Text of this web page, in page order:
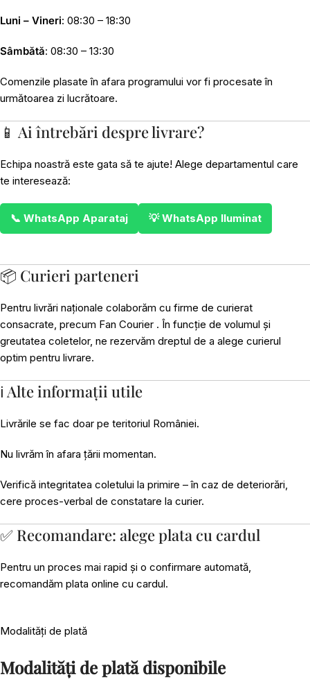
Luni – Vineri: 08:30 – 18:30
Sâmbătă: 08:30 – 13:30
Comenzile plasate în afara programului vor fi procesate în
următoarea zi lucrătoare.
📱 Ai întrebări despre livrare?
Echipa noastră este gata să te ajute! Alege departamentul care
te interesează:
📞 WhatsApp Aparataj 💡 WhatsApp Iluminat
📦 Curieri parteneri
Pentru livrări naționale colaborăm cu firme de curierat
consacrate, precum Fan Courier . În funcție de volumul și
greutatea coletelor, ne rezervăm dreptul de a alege curierul
optim pentru livrare.
ℹ️ Alte informații utile
Livrările se fac doar pe teritoriul României.
Nu livrăm în afara țării momentan.
Verifică integritatea coletului la primire – în caz de deteriorări,
cere proces-verbal de constatare la curier.
✅ Recomandare: alege plata cu cardul
Pentru un proces mai rapid și o confirmare automată,
recomandăm plata online cu cardul.
Modalități de plată
Modalități de plată disponibile